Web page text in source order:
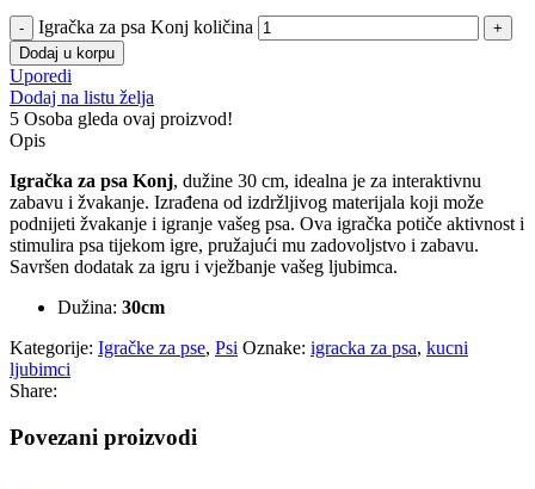
Igračka za psa Konj količina
Dodaj u korpu
Uporedi
Dodaj na listu želja
5 Osoba gleda ovaj proizvod!
Opis
Igračka za psa Konj, dužine 30 cm, idealna je za interaktivnu
zabavu i žvakanje. Izrađena od izdržljivog materijala koji može
podnijeti žvakanje i igranje vašeg psa. Ova igračka potiče aktivnost i
stimulira psa tijekom igre, pružajući mu zadovoljstvo i zabavu.
Savršen dodatak za igru i vježbanje vašeg ljubimca.
Dužina: 30cm
Kategorije: Igračke za pse, Psi Oznake: igracka za psa, kucni
ljubimci
Share:
Povezani proizvodi